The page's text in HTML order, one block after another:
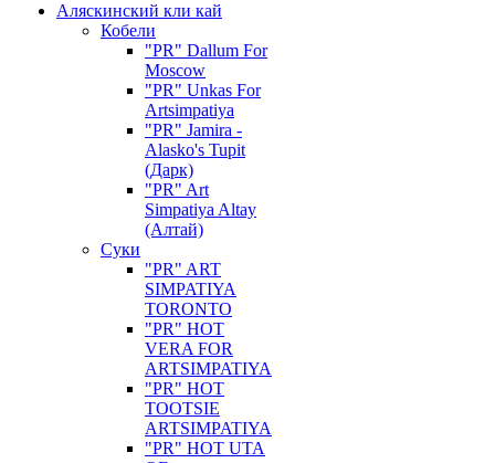
Аляскинский кли кай
Кобели
"PR" Dallum For
Moscow
"PR" Unkas For
Artsimpatiya
"PR" Jamira -
Alasko's Tupit
(Дарк)
"PR" Art
Simpatiya Altay
(Алтай)
Суки
"PR" ART
SIMPATIYA
TORONTO
"PR" HOT
VERA FOR
ARTSIMPATIYA
"PR" HOT
TOOTSIE
ARTSIMPATIYA
"PR" HOT UTA